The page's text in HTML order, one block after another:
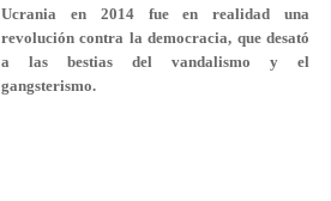
Ucrania en 2014 fue en realidad una
revolución contra la democracia, que desató
a las bestias del vandalismo y el
gangsterismo.